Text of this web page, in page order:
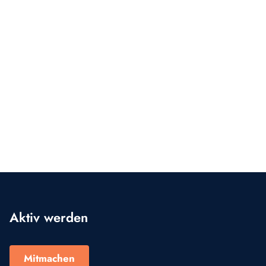
Aktiv werden
Mitmachen